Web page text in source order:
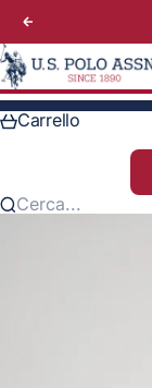
Precedente
U.S. Polo Assn. Italy
Carrello
Cerca...